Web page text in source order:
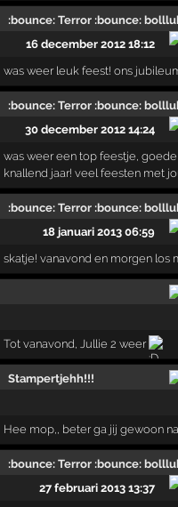
:bounce: Terror :bounce:
16 december 2012 18:12
was weer leuk feest! ons
:bounce: Terror :bounce:
30 december 2012 14:24
was weer een top feestje,
knallend jaar! veel feesten met
:bounce: Terror :bounce:
18 januari 2013 06:59
skatje! vanavond en morgen los
Tot vanavond, Jullie 2 weer
Stampertjehh!!!
Hee mop,, beter ga jij gewoon
:bounce: Terror :bounce:
27 februari 2013 13:37